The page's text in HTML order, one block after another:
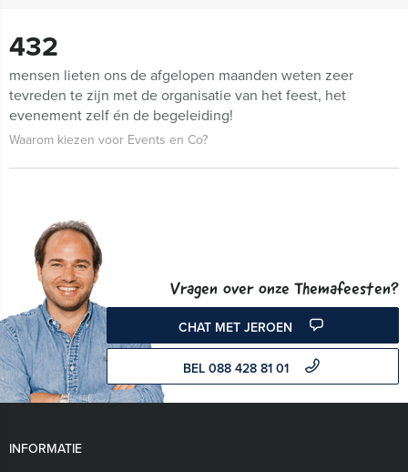
432
mensen lieten ons de afgelopen maanden weten zeer
tevreden te zijn met de organisatie van het feest, het
evenement zelf én de begeleiding!
Waarom kiezen voor Events en Co?
Vragen over onze Themafeesten?
CHAT MET JEROEN
BEL 088 428 81 01
INFORMATIE